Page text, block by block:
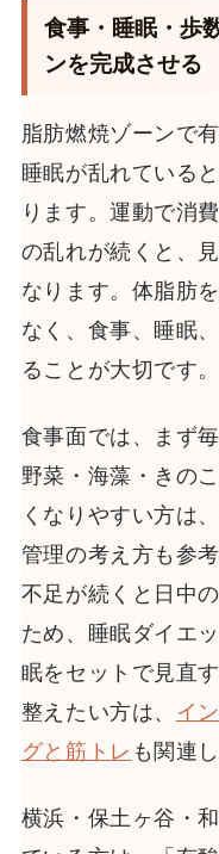
食事・睡眠・歩
ンを完成させる
脂肪燃焼ゾーンで
睡眠が乱れている
ります。運動で消
の乱れが続くと、
なります。体脂肪
なく、食事、睡眠
ることが大切です。
食事面では、まず
野菜・海藻・きの
くなりやすい方は
管理の考え方も参
不足が続くと日中
ため、睡眠ダイエ
眠をセットで見直
整えたい方は、
イ
グと筋トレ も関連
横浜・保土ヶ谷・